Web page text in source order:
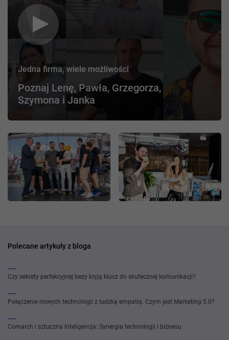
Jedna firma, wiele możliwości
Poznaj Lenę, Pawła, Grzegorza,
Szymona i Janka
Polecane artykuły z bloga
Czy sekrety perfekcyjnej bezy kryją klucz do skutecznej komunikacji?
Połączenie nowych technologii z ludzką empatią. Czym jest Marketing 5.0?
Comarch i sztuczna inteligencja: Synergia technologii i biznesu